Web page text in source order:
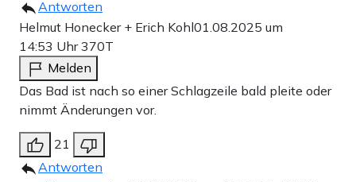
Antworten
Helmut Honecker + Erich Kohl01.08.2025 um
14:53 Uhr370T
Melden
Das Bad ist nach so einer Schlagzeile bald pleite oder
nimmt Änderungen vor.
21
Antworten